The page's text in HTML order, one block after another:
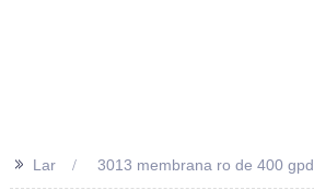
>> Lar 3013 membrana ro de 400 gpd